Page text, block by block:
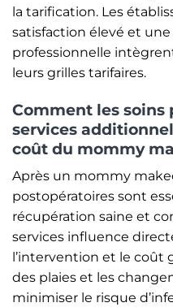
la tarification. Les
satisfaction élevé et
professionnelle
leurs grilles tarifaires.
Comment les soins
services
coût du mommy
Après un mommy
postopératoires sont
récupération saine et
services influence
l’intervention et le coût
des plaies et les
minimiser le risque